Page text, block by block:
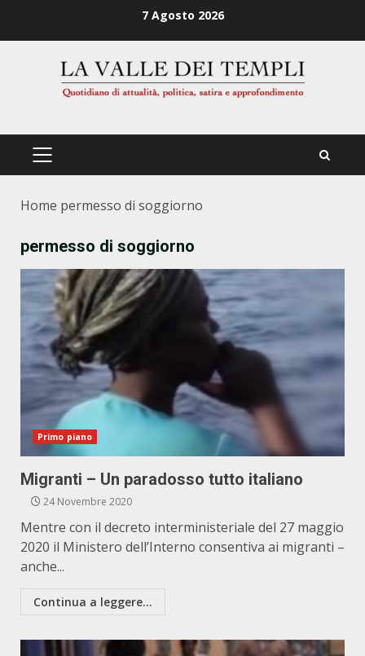
7 Agosto 2026
PRIMÄRES
Home permesso di soggiorno
permesso di soggiorno
Primo piano
Migranti – Un paradosso tutto italiano
24 Novembre 2020
Mentre con il decreto interministeriale del 27 maggio
2020 il Ministero dell’Interno consentiva ai migranti –
anche...
Continua a leggere...